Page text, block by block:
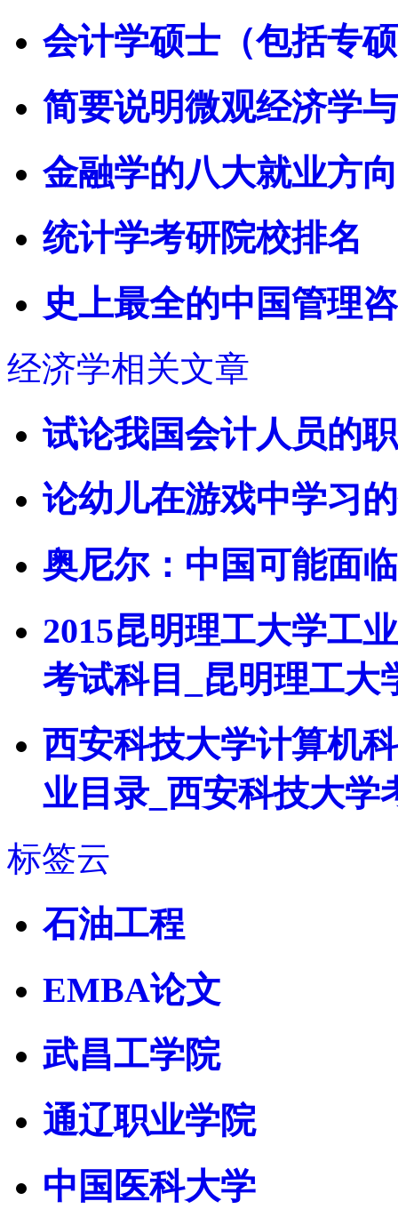
会计学硕士（包括专
简要说明微观经济学
金融学的八大就业方
统计学考研院校排名
史上最全的中国管理
经济学相关文章
试论我国会计人员的
论幼儿在游戏中学习
奥尼尔：中国可能面
2015昆明理工大学工
考试科目_昆明理工大
西安科技大学计算机
业目录_西安科技大学
标签云
石油工程
EMBA论文
武昌工学院
通辽职业学院
中国医科大学